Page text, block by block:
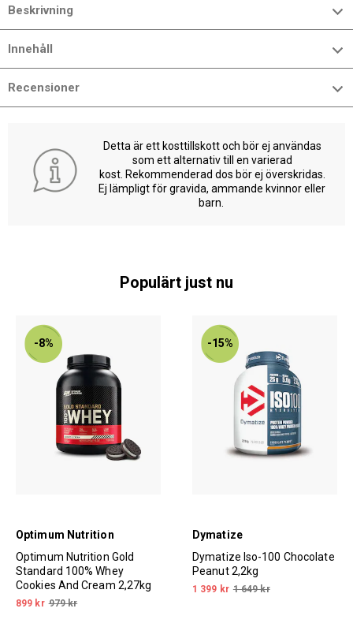
Beskrivning
Innehåll
Recensioner
Detta är ett kosttillskott och bör ej användas
som ett alternativ till en varierad
kost. Rekommenderad dos bör ej överskridas.
Ej lämpligt för gravida, ammande kvinnor eller
barn.
Populärt just nu
-8%
Optimum Nutrition
Optimum Nutrition Gold
Standard 100% Whey
Cookies And Cream 2,27kg
899 kr 979 kr
-15%
Dymatize
Dymatize Iso-100 Chocolate
Peanut 2,2kg
1 399 kr 1 649 kr